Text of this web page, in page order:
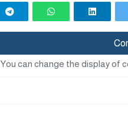
You can change the display of